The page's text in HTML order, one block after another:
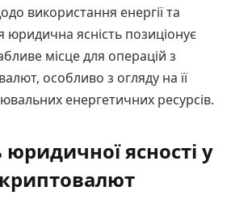
використання енергії та
юридична ясність позиціонує
місце для операцій з
особливо з огляду на її
енергетичних ресурсів.
ясності у